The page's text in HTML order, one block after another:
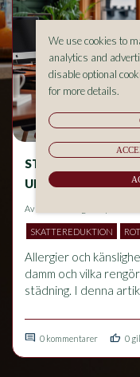
STÄDNING OCH
UNDVIKA I
Av
SKATTEREDUKTION
Allergier och
damm och vilka
städning. I denna
förbättrar
förvärra problem med
comment 0 kommentarer thumb_up 0
We use cookies to
analytics and
disable optional
for more details.